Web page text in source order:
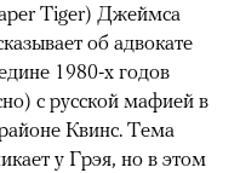
Tiger) Джеймса
об адвокате
1980-х годов
с русской мафией в
Квинс. Тема
у Грэя, но в этом